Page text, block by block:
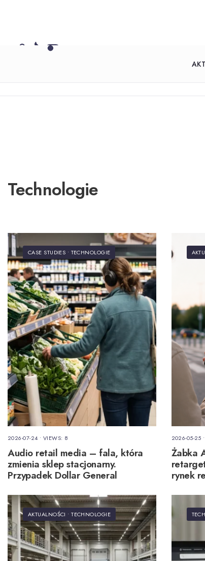
Technologie
CASE STUDIES • TECHNOLOGIE
2026-07-24 • VIEWS: 8
Audio retail media – fala, która
zmienia sklep stacjonarny.
Przypadek Dollar General
2026-05-25
Żabka
rynek
AKTUALNOŚCI •TECHNOLOGIE